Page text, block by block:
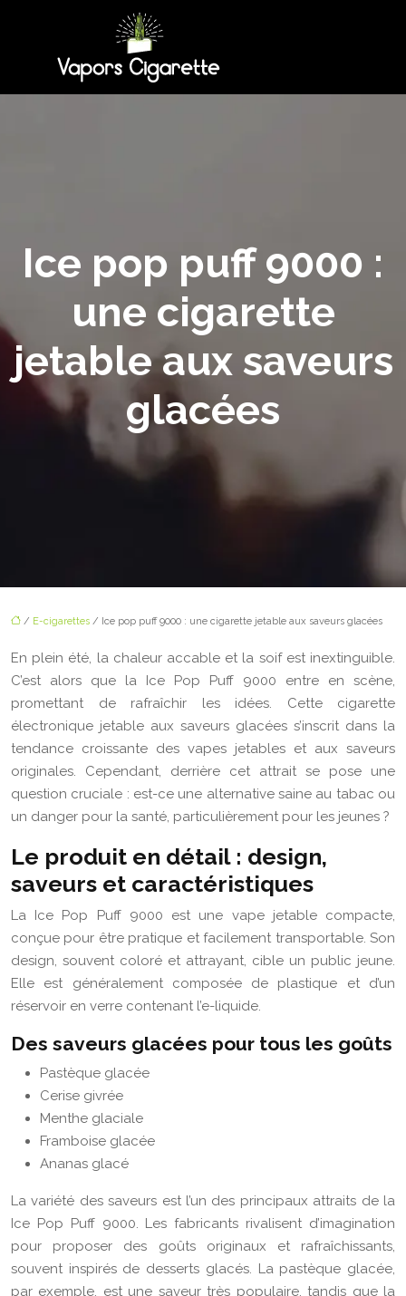
Ice pop puff 9000 :
une cigarette
jetable aux saveurs
glacées
/ E-cigarettes / Ice pop puff 9000 : une cigarette jetable aux saveurs glacées
En plein été, la chaleur accable et la soif est inextinguible.
C’est alors que la Ice Pop Puff 9000 entre en scène,
promettant de rafraîchir les idées. Cette cigarette
électronique jetable aux saveurs glacées s’inscrit dans la
tendance croissante des vapes jetables et aux saveurs
originales. Cependant, derrière cet attrait se pose une
question cruciale : est-ce une alternative saine au tabac ou
un danger pour la santé, particulièrement pour les jeunes ?
Le produit en détail : design,
saveurs et caractéristiques
La Ice Pop Puff 9000 est une vape jetable compacte,
conçue pour être pratique et facilement transportable. Son
design, souvent coloré et attrayant, cible un public jeune.
Elle est généralement composée de plastique et d’un
réservoir en verre contenant l’e-liquide.
Des saveurs glacées pour tous les goûts
Pastèque glacée
Cerise givrée
Menthe glaciale
Framboise glacée
Ananas glacé
La variété des saveurs est l’un des principaux attraits de la
Ice Pop Puff 9000. Les fabricants rivalisent d’imagination
pour proposer des goûts originaux et rafraîchissants,
souvent inspirés de desserts glacés. La pastèque glacée,
par exemple, est une saveur très populaire, tandis que la